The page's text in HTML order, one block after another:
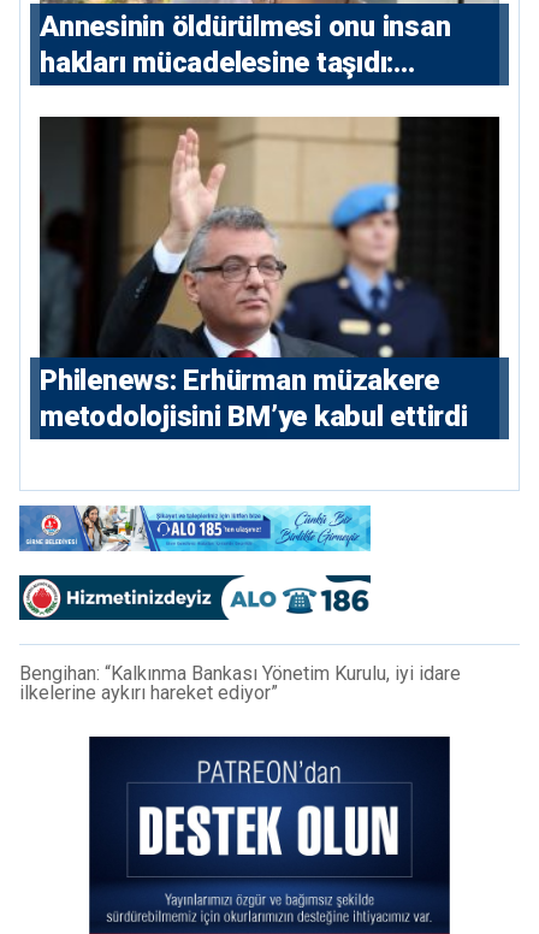
Annesinin öldürülmesi onu insan
hakları mücadelesine taşıdı:
hikayesi
Philenews: Erhürman müzakere
metodolojisini BM’ye kabul ettirdi
Bengihan: “Kalkınma Bankası Yönetim Kurulu, iyi idare
ilkelerine aykırı hareket ediyor”